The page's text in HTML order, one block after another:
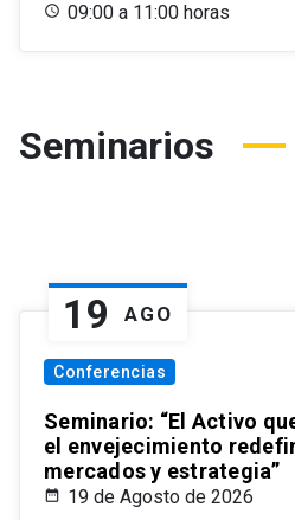
09:00 a 11:00 horas
Seminarios
19 AGO
Conferencias
Seminario: “El Activo
el envejecimiento
mercados y estrategia”
19 de Agosto de 2026